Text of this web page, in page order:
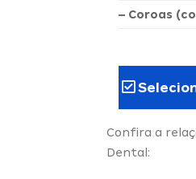
– Coroas
Confira a
Dental: